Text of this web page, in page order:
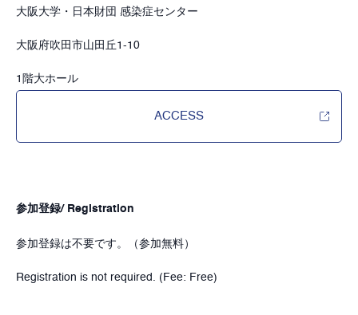
大阪大学・日本財団 感染症センター
大阪府吹田市山田丘1-10
1階大ホール
ACCESS
参加登録/ Registration
参加登録は不要です。（参加無料）
Registration is not required. (Fee: Free)